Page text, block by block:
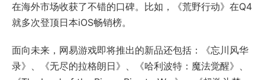
在海外市场收获了不错的口碑。比如，《荒野行动》在Q4
就多次登顶日本iOS畅销榜。
面向未来，网易游戏即将推出的新品还包括：《忘川风华
录》、《无尽的拉格朗日》、《哈利波特：魔法觉醒》、